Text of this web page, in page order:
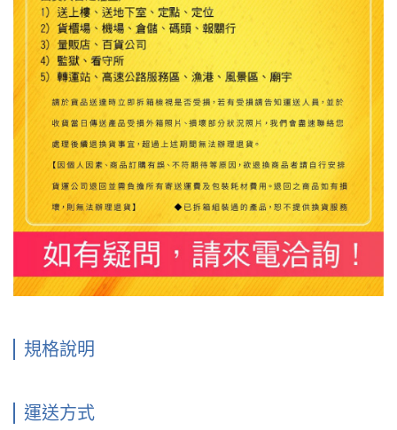
規格說明
運送方式